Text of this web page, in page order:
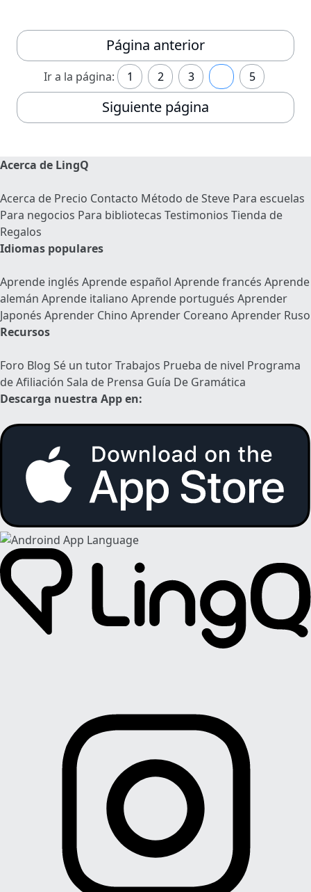
Página anterior
Ir a la página: 1 2 3 5
Siguiente página
Acerca de LingQ
Acerca de Precio Contacto Método de Steve Para escuelas
Para negocios Para bibliotecas Testimonios Tienda de
Regalos
Idiomas populares
Aprende inglés Aprende español Aprende francés Aprende
alemán Aprende italiano Aprende portugués Aprender
Japonés Aprender Chino Aprender Coreano Aprender Ruso
Recursos
Foro Blog Sé un tutorTrabajos Prueba de nivel Programa
de Afiliación Sala de Prensa Guía De Gramática
Descarga nuestra App en: